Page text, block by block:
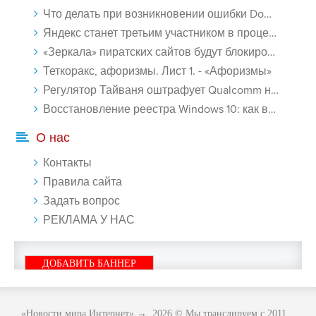
Что делать при возникновении ошибки Download interrupted в Chrome - «Windows»
Яндекс станет третьим участником в процессе ФАС против Google - «Интернет»
«Зеркала» пиратских сайтов будут блокироваться! - «Интернет»
Теткоракс, афоризмы. Лист 1. - «Афоризмы»
Регулятор Тайваня оштрафует Qualcomm на $774 млн - «Новости сети»
Восстановление реестра Windows 10: как восстановить реестр Виндовс 10 - «Windows»
О нас
Контакты
Правила сайта
Задать вопрос
РЕКЛАМА У НАС
ДОБАВИТЬ БАННЕР
«Новости мира Интернет» → 2026 © Мы транслируем с 2011